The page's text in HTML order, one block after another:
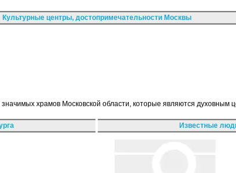
Культурные центры, достопримечательности Москвы
храмов Московской области, которые являются духовным
Известные